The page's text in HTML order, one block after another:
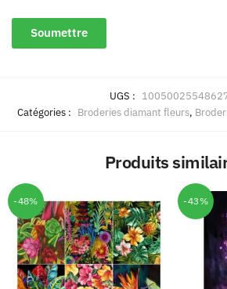
UGS :
Catégories : Broderies diamant fleurs,
Produits
-48% -43%